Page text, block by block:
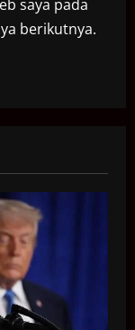
saya pada
berikutnya.